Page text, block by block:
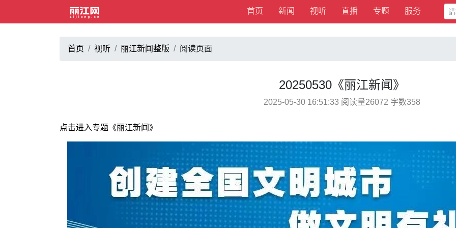
首页 新闻 视听 直播 专题 服务
首页 视听 丽江新闻整版 阅读页面
​20250530《丽江新闻》
2025-05-30 16:51:33 阅读量26072 字数358
点击进入专题《丽江新闻》